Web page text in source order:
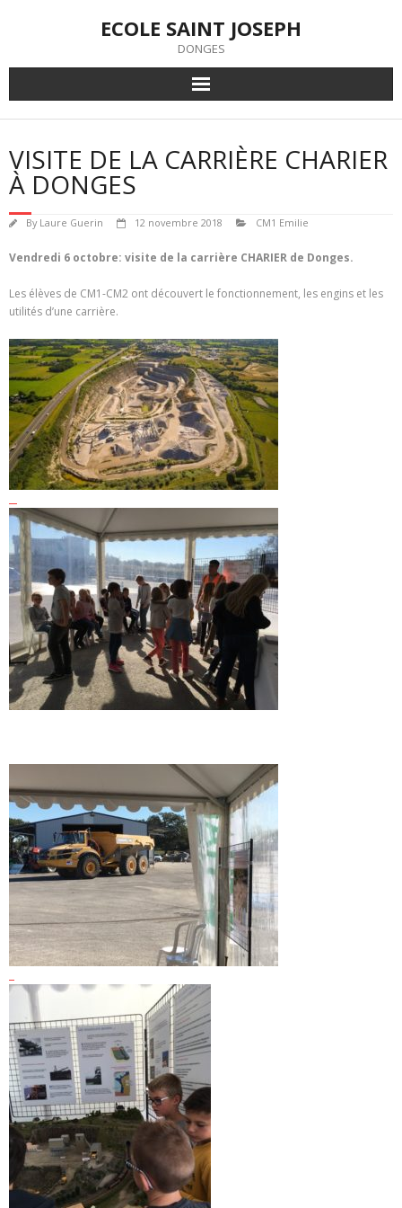
ECOLE SAINT JOSEPH
DONGES
VISITE DE LA CARRIÈRE CHARIER
À DONGES
By Laure Guerin 12 novembre 2018 CM1 Emilie
Vendredi 6 octobre: visite de la carrière CHARIER de Donges.
Les élèves de CM1-CM2 ont découvert le fonctionnement, les engins et les
utilités d’une carrière.